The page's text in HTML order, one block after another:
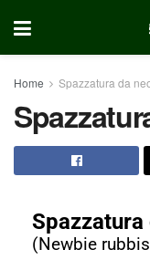
Home Spazzatura da
(Newbie